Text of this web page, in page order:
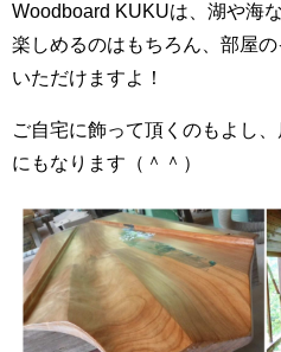
Woodboard KUKUは、湖や海
楽しめるのはもちろん、部屋
いただけますよ！
ご自宅に飾って頂くのもよし
にもなります（＾＾）